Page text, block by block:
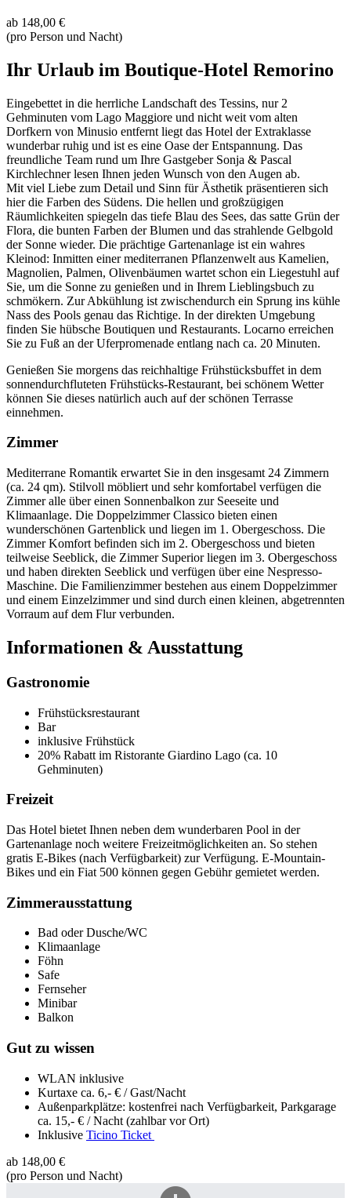
ab 148,00 €
(pro Person und Nacht)
Ihr Urlaub im Boutique-Hotel Remorino
Eingebettet in die herrliche Landschaft des Tessins, nur 2
Gehminuten vom Lago Maggiore und nicht weit vom alten
Dorfkern von Minusio entfernt liegt das Hotel der Extraklasse
wunderbar ruhig und ist es eine Oase der Entspannung. Das
freundliche Team rund um Ihre Gastgeber Sonja & Pascal
Kirchlechner lesen Ihnen jeden Wunsch von den Augen ab.
Mit viel Liebe zum Detail und Sinn für Ästhetik präsentieren sich
hier die Farben des Südens. Die hellen und großzügigen
Räumlichkeiten spiegeln das tiefe Blau des Sees, das satte Grün der
Flora, die bunten Farben der Blumen und das strahlende Gelbgold
der Sonne wieder. Die prächtige Gartenanlage ist ein wahres
Kleinod: Inmitten einer mediterranen Pflanzenwelt aus Kamelien,
Magnolien, Palmen, Olivenbäumen wartet schon ein Liegestuhl auf
Sie, um die Sonne zu genießen und in Ihrem Lieblingsbuch zu
schmökern. Zur Abkühlung ist zwischendurch ein Sprung ins kühle
Nass des Pools genau das Richtige. In der direkten Umgebung
finden Sie hübsche Boutiquen und Restaurants. Locarno erreichen
Sie zu Fuß an der Uferpromenade entlang nach ca. 20 Minuten.
Genießen Sie morgens das reichhaltige Frühstücksbuffet in dem
sonnendurchfluteten Frühstücks-Restaurant, bei schönem Wetter
können Sie dieses natürlich auch auf der schönen Terrasse
einnehmen.
Zimmer
Mediterrane Romantik erwartet Sie in den insgesamt 24 Zimmern
(ca. 24 qm). Stilvoll möbliert und sehr komfortabel verfügen die
Zimmer alle über einen Sonnenbalkon zur Seeseite und
Klimaanlage. Die Doppelzimmer Classico bieten einen
wunderschönen Gartenblick und liegen im 1. Obergeschoss. Die
Zimmer Komfort befinden sich im 2. Obergeschoss und bieten
teilweise Seeblick, die Zimmer Superior liegen im 3. Obergeschoss
und haben direkten Seeblick und verfügen über eine Nespresso-
Maschine. Die Familienzimmer bestehen aus einem Doppelzimmer
und einem Einzelzimmer und sind durch einen kleinen, abgetrennten
Vorraum auf dem Flur verbunden.
Informationen & Ausstattung
Gastronomie
Frühstücksrestaurant
Bar
inklusive Frühstück
20% Rabatt im Ristorante Giardino Lago (ca. 10
Gehminuten)
Freizeit
Das Hotel bietet Ihnen neben dem wunderbaren Pool in der
Gartenanlage noch weitere Freizeitmöglichkeiten an. So stehen
gratis E-Bikes (nach Verfügbarkeit) zur Verfügung. E-Mountain-
Bikes und ein Fiat 500 können gegen Gebühr gemietet werden.
Zimmerausstattung
Bad oder Dusche/WC
Klimaanlage
Föhn
Safe
Fernseher
Minibar
Balkon
Gut zu wissen
WLAN inklusive
Kurtaxe ca. 6,- € / Gast/Nacht
Außenparkplätze: kostenfrei nach Verfügbarkeit, Parkgarage
ca. 15,- € / Nacht (zahlbar vor Ort)
Inklusive Ticino Ticket
ab 148,00 €
(pro Person und Nacht)